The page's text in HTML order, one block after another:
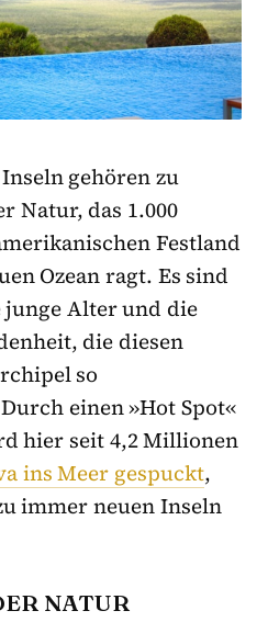
gehören zu
Natur, das 1.000
Festland
Ozean ragt. Es sind
junge Alter und die
die diesen
so
einen »Hot Spot«
hier seit 4,2 Millionen
ins Meer gespuckt,
immer neuen Inseln
NATUR